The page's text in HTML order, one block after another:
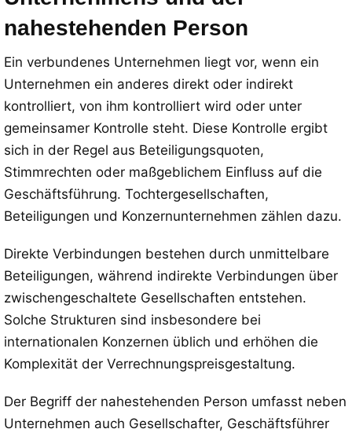
nahestehenden Person
Ein verbundenes Unternehmen liegt vor, wenn ein
Unternehmen ein anderes direkt oder indirekt
kontrolliert, von ihm kontrolliert wird oder unter
gemeinsamer Kontrolle steht. Diese Kontrolle ergibt
sich in der Regel aus Beteiligungsquoten,
Stimmrechten oder maßgeblichem Einfluss auf die
Geschäftsführung. Tochtergesellschaften,
Beteiligungen und Konzernunternehmen zählen dazu.
Direkte Verbindungen bestehen durch unmittelbare
Beteiligungen, während indirekte Verbindungen über
zwischengeschaltete Gesellschaften entstehen.
Solche Strukturen sind insbesondere bei
internationalen Konzernen üblich und erhöhen die
Komplexität der Verrechnungspreisgestaltung.
Der Begriff der nahestehenden Person umfasst neben
Unternehmen auch Gesellschafter, Geschäftsführer